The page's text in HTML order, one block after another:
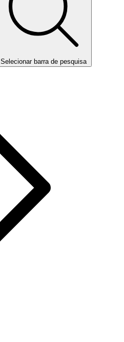
Selecionar barra de pesquisa